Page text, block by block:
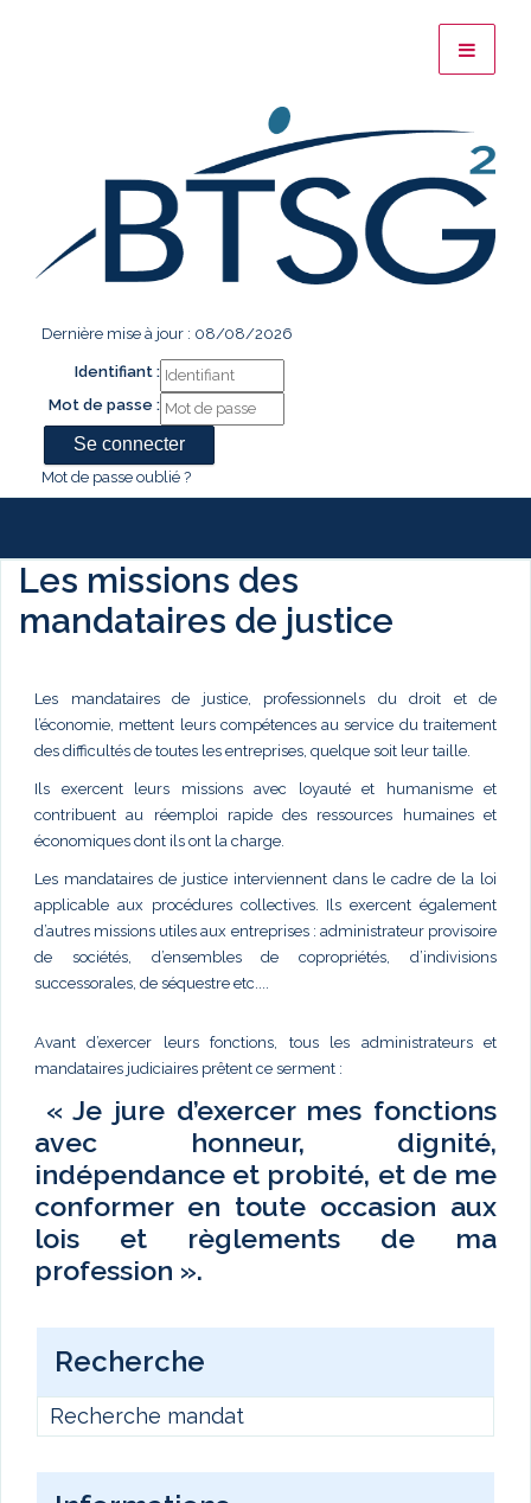
Dernière mise à jour : 08/08/2026
Identifiant :
Mot de passe :
Mot de passe oublié ?
Les missions des
mandataires de justice
Les mandataires de justice, professionnels du droit et de
l’économie, mettent leurs compétences au service du traitement
des difficultés de toutes les entreprises, quelque soit leur taille.
Ils exercent leurs missions avec loyauté et humanisme et
contribuent au réemploi rapide des ressources humaines et
économiques dont ils ont la charge.
Les mandataires de justice interviennent dans le cadre de la loi
applicable aux procédures collectives. Ils exercent également
d’autres missions utiles aux entreprises : administrateur provisoire
de sociétés, d’ensembles de copropriétés, d’indivisions
successorales, de séquestre etc....
Avant d’exercer leurs fonctions, tous les administrateurs et
mandataires judiciaires prêtent ce serment :
« Je jure d’exercer mes fonctions
avec honneur, dignité,
indépendance et probité, et de me
conformer en toute occasion aux
lois et règlements de ma
profession ».
Recherche
Recherche mandat